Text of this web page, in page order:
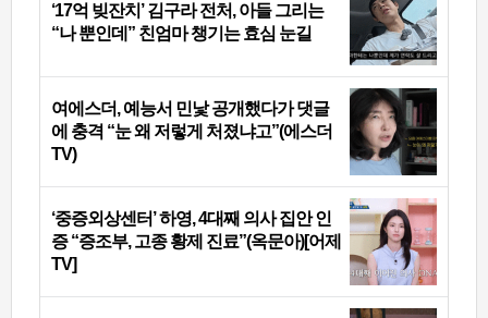
‘17억 빚잔치’ 김구라 전처, 아들 그리는
“나 뿐인데” 친엄마 챙기는 효심 눈길
여에스더, 예능서 민낯 공개했다가 댓글
에 충격 “눈 왜 저렇게 처졌냐고”(에스더
TV)
‘중증외상센터’ 하영, 4대째 의사 집안 인
증 “증조부, 고종 황제 진료”(옥문아)[어제
TV]